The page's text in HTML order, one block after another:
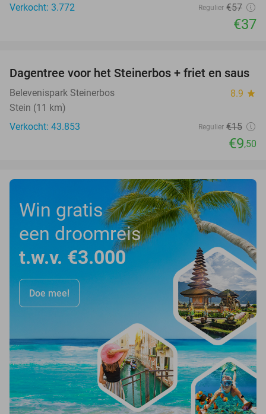
Verkocht: 3.772
Regulier €57
€37
37%
Dagentree voor het Steinerbos + friet en saus
Belevenispark Steinerbos 8.9 star
Stein (11 km)
Verkocht: 43.853
Regulier €15
€9,50
Win gratis
een droomreis
t.w.v. €3.000
Doe mee!